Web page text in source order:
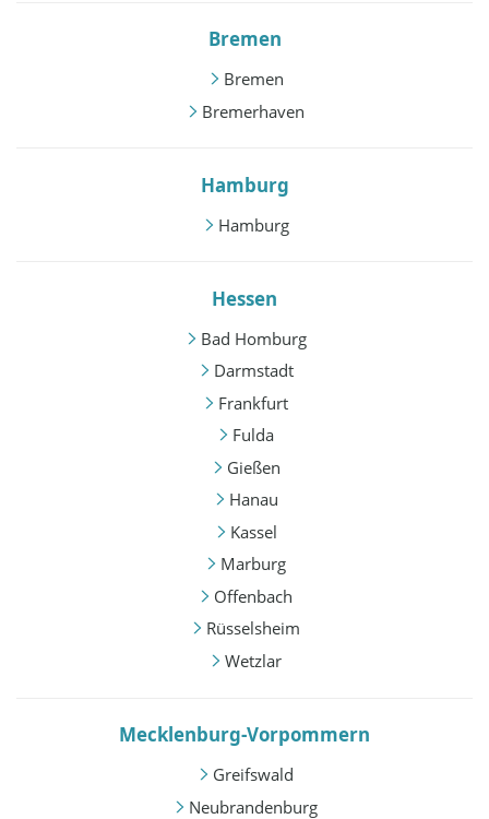
Bremen
Bremen
Bremerhaven
Hamburg
Hamburg
Hessen
Bad Homburg
Darmstadt
Frankfurt
Fulda
Gießen
Hanau
Kassel
Marburg
Offenbach
Rüsselsheim
Wetzlar
Mecklenburg-Vorpommern
Greifswald
Neubrandenburg